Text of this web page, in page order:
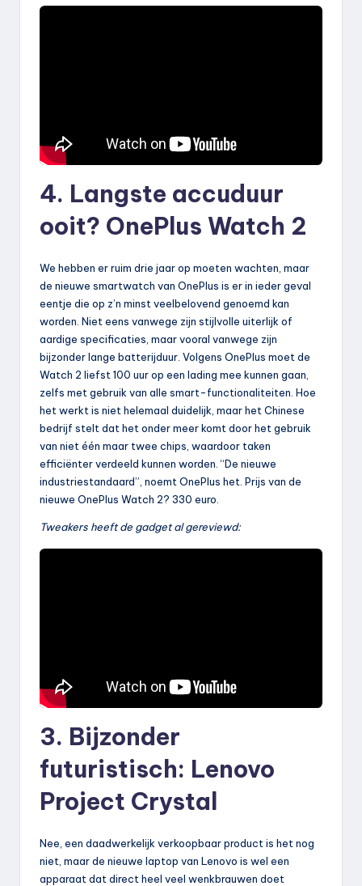
4. Langste accuduur
ooit? OnePlus Watch 2
We hebben er ruim drie jaar op moeten wachten, maar
de nieuwe smartwatch van OnePlus is er in ieder geval
eentje die op z’n minst veelbelovend genoemd kan
worden. Niet eens vanwege zijn stijlvolle uiterlijk of
aardige specificaties, maar vooral vanwege zijn
bijzonder lange batterijduur. Volgens OnePlus moet de
Watch 2 liefst 100 uur op een lading mee kunnen gaan,
zelfs met gebruik van alle smart-functionaliteiten. Hoe
het werkt is niet helemaal duidelijk, maar het Chinese
bedrijf stelt dat het onder meer komt door het gebruik
van niet één maar twee chips, waardoor taken
efficiënter verdeeld kunnen worden. “De nieuwe
industriestandaard”, noemt OnePlus het. Prijs van de
nieuwe OnePlus Watch 2? 330 euro.
Tweakers heeft de gadget al gereviewd:
3. Bijzonder
futuristisch: Lenovo
Project Crystal
Nee, een daadwerkelijk verkoopbaar product is het nog
niet, maar de nieuwe laptop van Lenovo is wel een
apparaat dat direct heel veel wenkbrauwen doet